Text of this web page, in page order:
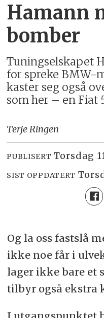
Hamann
bomber
Tuningselskapet
for spreke BMW-
kaster seg også
som her – en Fiat
Terje Ringen
PUBLISERT torsdag
SIST OPPDATERT
Og la oss fastslå
ikke noe får i
lager ikke bare et
tilbyr også ekstra